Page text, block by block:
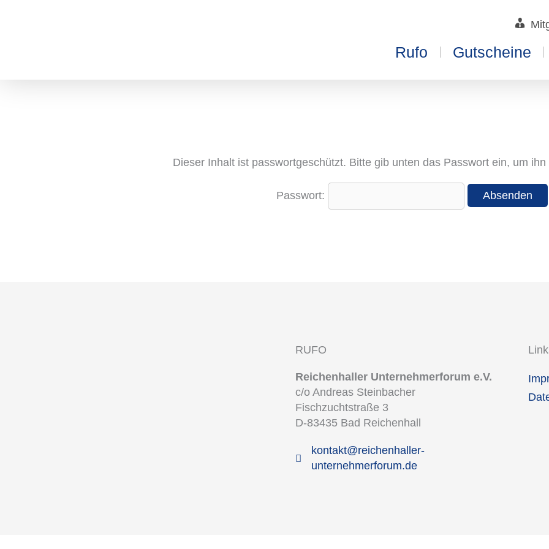
Rufo Gutscheine
Dieser Inhalt ist passwortgeschützt. Bitte gib unten das Passwort ein, um
Passwort:
RUFO
Reichenhaller Unternehmerforum e.V.
c/o Andreas Steinbacher
Fischzuchtstraße 3
D-83435 Bad Reichenhall
kontakt@reichenhaller-
unternehmerforum.de